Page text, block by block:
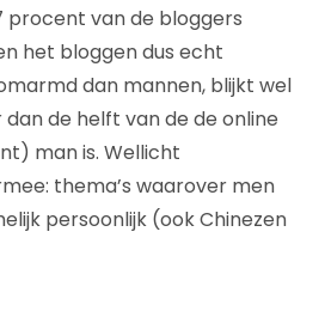
van de bloggers
het bloggen dus echt
dan mannen, blijkt wel
de helft van de de online
man is. Wellicht
thema’s waarover men
persoonlijk (ook Chinezen